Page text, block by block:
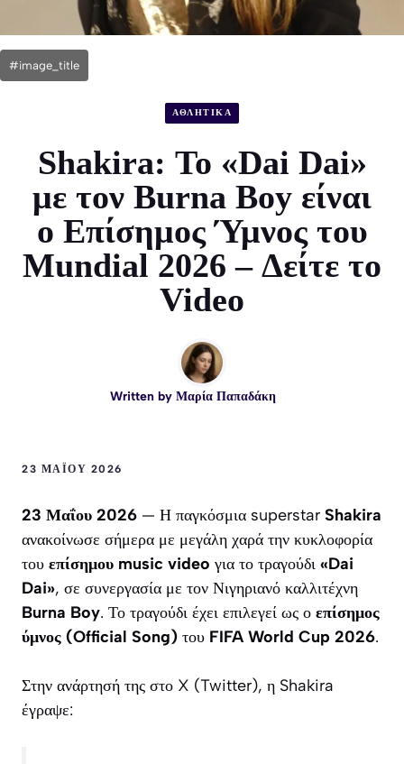
#image_title
ΑΘΛΗΤΙΚΑ
Shakira: Το «Dai Dai»
με τον Burna Boy είναι
ο Επίσημος Ύμνος του
Mundial 2026 – Δείτε το
Video
Written by Μαρία Παπαδάκη
23 ΜΑΪ́ΟΥ 2026
23 Μαΐου 2026 — Η παγκόσμια superstar Shakira
ανακοίνωσε σήμερα με μεγάλη χαρά την κυκλοφορία
του επίσημου music video για το τραγούδι «Dai
Dai», σε συνεργασία με τον Νιγηριανό καλλιτέχνη
Burna Boy. Το τραγούδι έχει επιλεγεί ως ο επίσημος
ύμνος (Official Song) του FIFA World Cup 2026.
Στην ανάρτησή της στο X (Twitter), η Shakira
έγραψε: